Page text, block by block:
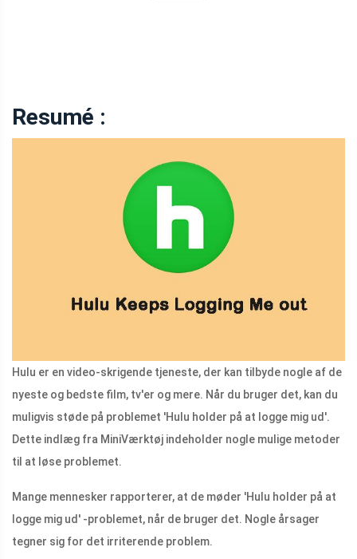
Resumé :
Hulu er en video-skrigende tjeneste, der kan tilbyde nogle af de
nyeste og bedste film, tv'er og mere. Når du bruger det, kan du
muligvis støde på problemet 'Hulu holder på at logge mig ud'.
Dette indlæg fra MiniVærktøj indeholder nogle mulige metoder
til at løse problemet.
Mange mennesker rapporterer, at de møder 'Hulu holder på at
logge mig ud' -problemet, når de bruger det. Nogle årsager
tegner sig for det irriterende problem.